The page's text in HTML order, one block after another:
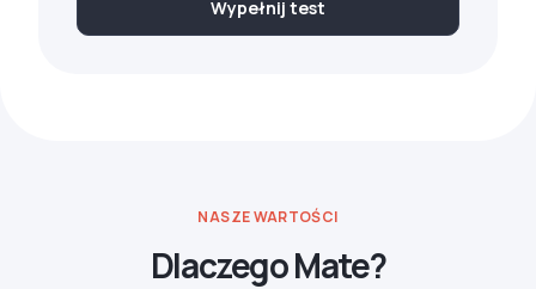
Wypełnij test
NASZE WARTOŚCI
Dlaczego Mate?